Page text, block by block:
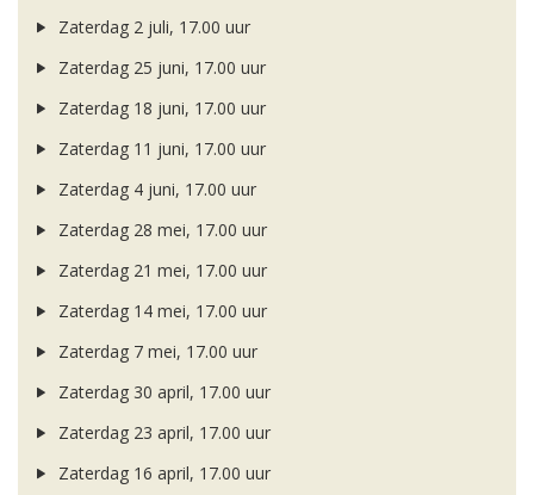
Zaterdag 2 juli, 17.00 uur
Zaterdag 25 juni, 17.00 uur
Zaterdag 18 juni, 17.00 uur
Zaterdag 11 juni, 17.00 uur
Zaterdag 4 juni, 17.00 uur
Zaterdag 28 mei, 17.00 uur
Zaterdag 21 mei, 17.00 uur
Zaterdag 14 mei, 17.00 uur
Zaterdag 7 mei, 17.00 uur
Zaterdag 30 april, 17.00 uur
Zaterdag 23 april, 17.00 uur
Zaterdag 16 april, 17.00 uur